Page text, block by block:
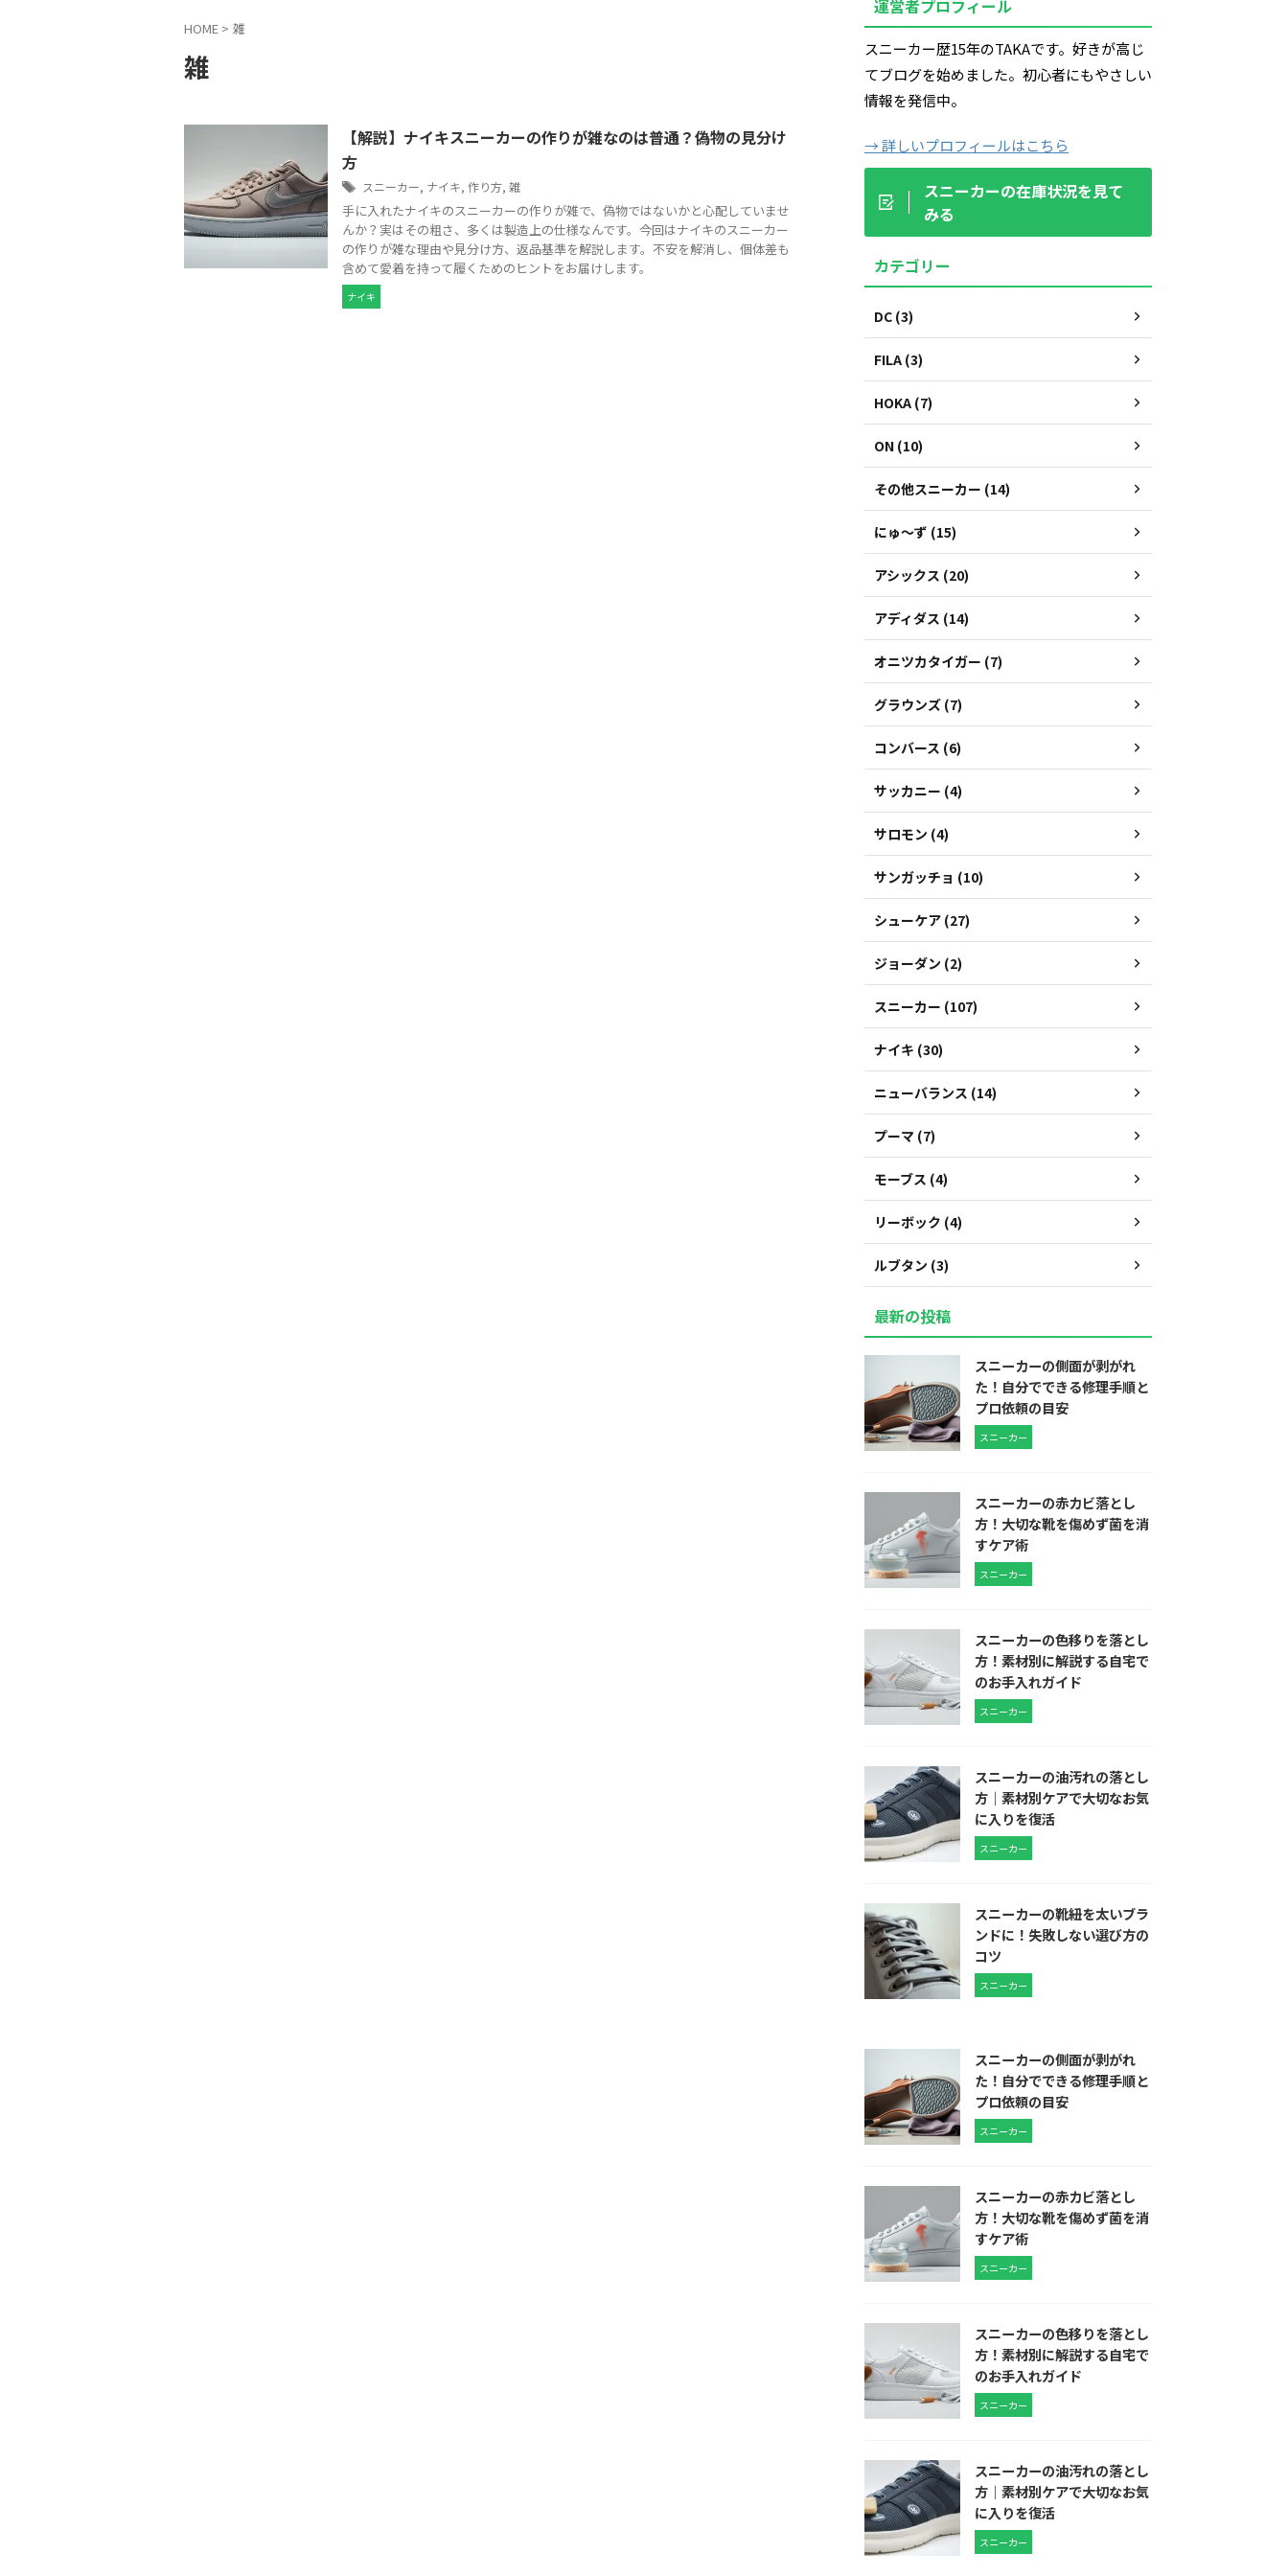
HOME > 雑
雑
【解説】ナイキスニーカーの作りが雑なのは普通？偽物の見分け
方
スニーカー, ナイキ, 作り方, 雑
手に入れたナイキのスニーカーの作りが雑で、偽物ではないかと心配していませ
んか？実はその粗さ、多くは製造上の仕様なんです。今回はナイキのスニーカー
の作りが雑な理由や見分け方、返品基準を解説します。不安を解消し、個体差も
含めて愛着を持って履くためのヒントをお届けします。
ナイキ
運営者プロフィール
スニーカー歴15年のTAKAです。好きが高じ
てブログを始めました。初心者にもやさしい
情報を発信中。
→ 詳しいプロフィールはこちら
スニーカーの在庫状況を見て
みる
カテゴリー
DC (3)
FILA (3)
HOKA (7)
ON (10)
その他スニーカー (14)
にゅ～ず (15)
アシックス (20)
アディダス (14)
オニツカタイガー (7)
グラウンズ (7)
コンバース (6)
サッカニー (4)
サロモン (4)
サンガッチョ (10)
シューケア (27)
ジョーダン (2)
スニーカー (107)
ナイキ (30)
ニューバランス (14)
プーマ (7)
モーブス (4)
リーボック (4)
ルブタン (3)
最新の投稿
スニーカーの側面が剥がれ
た！自分でできる修理手順と
プロ依頼の目安
スニーカー
スニーカーの赤カビ落とし
方！大切な靴を傷めず菌を消
すケア術
スニーカー
スニーカーの色移りを落とし
方！素材別に解説する自宅で
のお手入れガイド
スニーカー
スニーカーの油汚れの落とし
方｜素材別ケアで大切なお気
に入りを復活
スニーカー
スニーカーの靴紐を太いブラ
ンドに！失敗しない選び方の
コツ
スニーカー
スニーカーの側面が剥がれ
た！自分でできる修理手順と
プロ依頼の目安
スニーカー
スニーカーの赤カビ落とし
方！大切な靴を傷めず菌を消
すケア術
スニーカー
スニーカーの色移りを落とし
方！素材別に解説する自宅で
のお手入れガイド
スニーカー
スニーカーの油汚れの落とし
方｜素材別ケアで大切なお気
に入りを復活
スニーカー